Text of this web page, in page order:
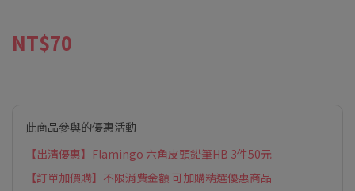
NT$70
此商品參與的優惠活動
【出清優惠】Flamingo 六角皮頭鉛筆HB 3件50元
【訂單加價購】不限消費金額 可加購精選優惠商品